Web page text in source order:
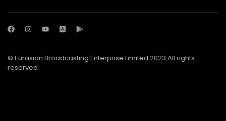
© Eurasian Broadcasting Enterprise Limited 2023 All rights
reserved